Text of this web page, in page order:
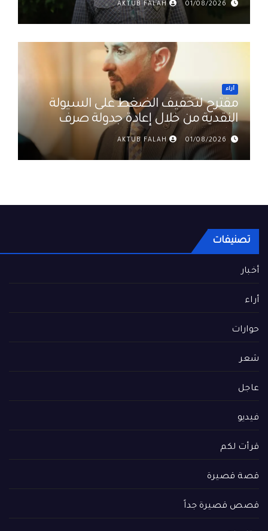
01/08/2026
AKTUB FALAH
أراء
مقترح لتخفيف الضغط على السيولة
النقدية من خلال إعادة جدولة صرف
رواتب الموظفين في العراق د. عمر
حميد
01/08/2026
AKTUB FALAH
تصنيفات
أخبار
أراء
حوارات
شعر
عاجل
فيديو
قرأت لكم
قصة قصيرة
قصص قصيرة جداً